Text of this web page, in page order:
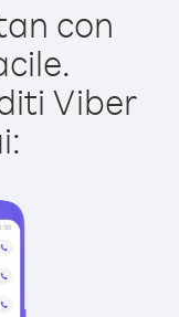
con
Viber